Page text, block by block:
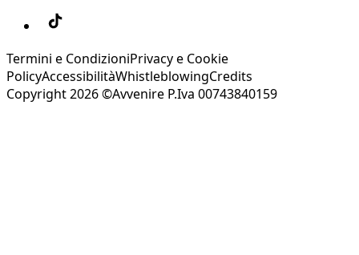
Termini e CondizioniPrivacy e Cookie
PolicyAccessibilitàWhistleblowingCredits
Copyright 2026 ©Avvenire P.Iva 00743840159